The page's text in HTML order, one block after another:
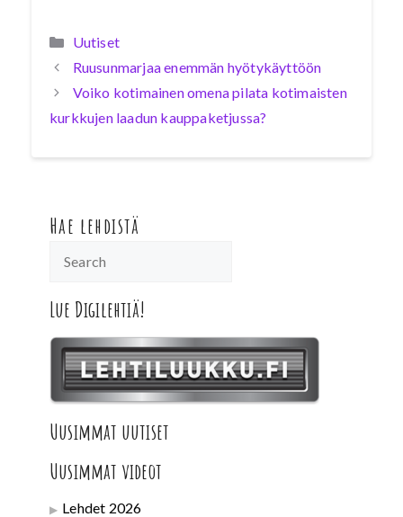
Kategoriat
Uutiset
Ruusunmarjaa enemmän hyötykäyttöön
Voiko kotimainen omena pilata kotimaisten
kurkkujen laadun kauppaketjussa?
Hae lehdistä
Lue Digilehtiä!
Uusimmat uutiset
Uusimmat videot
Lehdet 2026